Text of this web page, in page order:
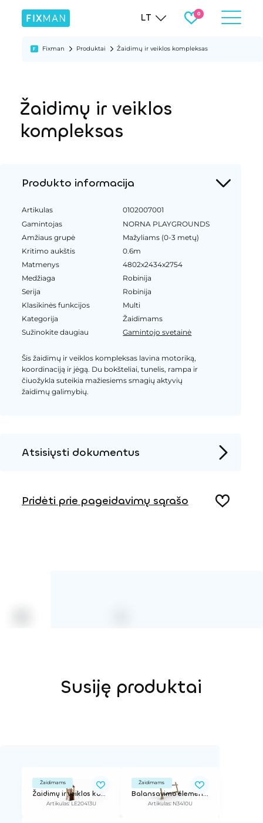
LT
Fixman Produktai Žaidimų ir veiklos kompleksas
Žaidimų ir veiklos
kompleksas
Produkto informacija
Artikulas
0102007001
Gamintojas
NORNA PLAYGROUNDS
Amžiaus grupė
Mažyliams (0-3 metų)
Kritimo aukštis
0.6m
Matmenys
4802x2434x2754
Medžiaga
Robinija
Serija
Robinija
Klasikinės funkcijos
Multi
Kategorija
Žaidimams
Sužinokite daugiau
Gamintojo svetainė
Šis žaidimų ir veiklos kompleksas lavina motoriką,
koordinaciją ir jėgą. Du bokšteliai, tunelis, rampa ir
čiuožykla suteikia mažiesiems smagių aktyvių
žaidimų galimybių.
Atsisiųsti dokumentus
Pridėti prie pageidavimų sąrašo
Susiję produktai
Žaidimams
Žaidimų ir veiklos kompleksas
Artikulas: LE20413U
Žaidimams
Balansavimo elementas
Artikulas: N3410U